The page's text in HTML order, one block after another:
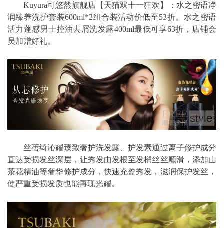
Kuyura可悠然旗舰店【天猫双十一狂欢】：水之密语净
润臻养洗护套装600ml*2组合装活动价低至53折。水之密语
活力蓬感男士控油去屑洗发露400ml最低可享63折，店铺会
员加赠好礼。
丝蓓绮沁耀臻致奢护洗发露、护发素通过离子修护成分
直达受损发丝深层，让秀发由发根至发梢丝丝顺滑，添加山
茶花精油等奢华修护成分，快速充盈秀发，滋润保护发丝，
使严重受损发质也能再现光耀。